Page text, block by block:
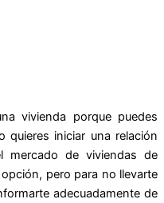
vivienda porque puedes
quieres iniciar una relación
mercado de viviendas de
pero para no llevarte
adecuadamente de